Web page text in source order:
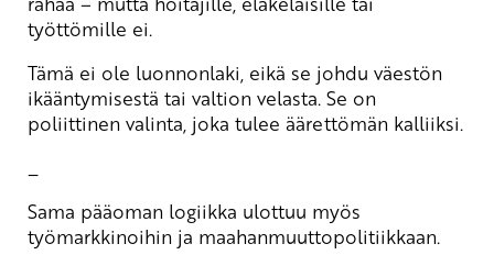
työttömille ei.
Tämä ei ole luonnonlaki, eikä se johdu väestön
ikääntymisestä tai valtion velasta. Se on
poliittinen valinta, joka tulee äärettömän kalliiksi.
Sama pääoman logiikka ulottuu myös
työmarkkinoihin ja maahanmuuttopolitiikkaan.